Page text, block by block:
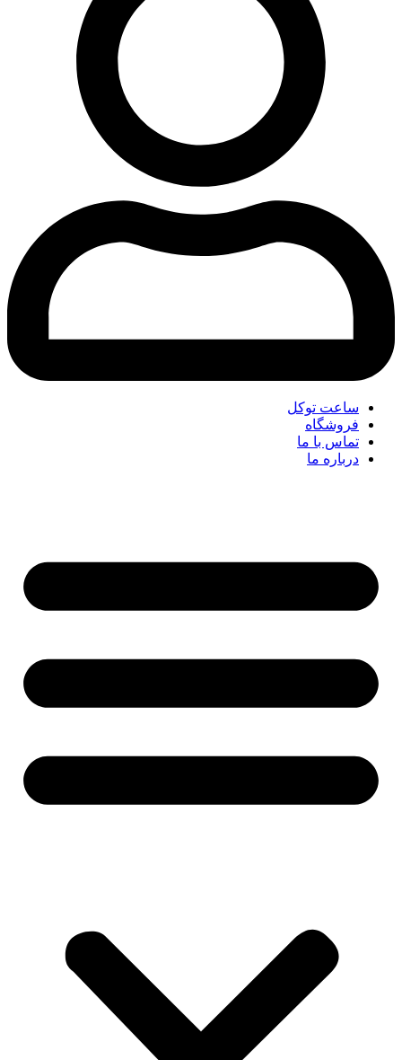
ساعت توکل
فروشگاه
تماس با ما
درباره ما